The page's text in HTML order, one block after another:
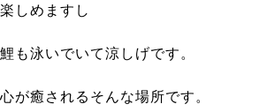
しめますし
も泳いでいて涼しげです。
が癒されるそんな場所です。